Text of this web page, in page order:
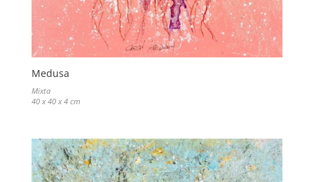
Medusa
Mixta
40 x 40 x 4 cm